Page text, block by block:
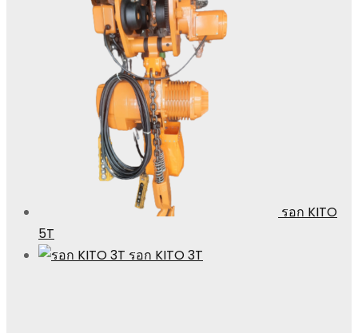
รอก KITO
5T
รอก KITO 3T